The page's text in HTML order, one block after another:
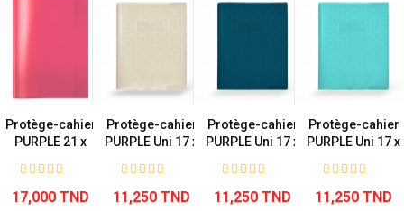
Protège-cahier
PURPLE 21 x
17,000 TND
Protège-cahier
PURPLE Uni 17 x
11,250 TND
Protège-cahier
PURPLE Uni 17 x
11,250 TND
Protège-cahier
PURPLE Uni 17 x
11,250 TND